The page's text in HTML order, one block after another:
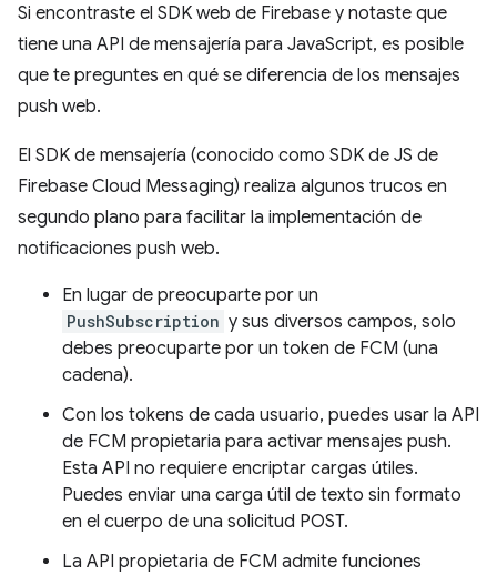
Si encontraste el SDK web de Firebase y notaste que
tiene una API de mensajería para JavaScript, es posible
que te preguntes en qué se diferencia de los mensajes
push web.
El SDK de mensajería (conocido como SDK de JS de
Firebase Cloud Messaging) realiza algunos trucos en
segundo plano para facilitar la implementación de
notificaciones push web.
En lugar de preocuparte por un
PushSubscription y sus diversos campos, solo
debes preocuparte por un token de FCM (una
cadena).
Con los tokens de cada usuario, puedes usar la API
de FCM propietaria para activar mensajes push.
Esta API no requiere encriptar cargas útiles.
Puedes enviar una carga útil de texto sin formato
en el cuerpo de una solicitud POST.
La API propietaria de FCM admite funciones